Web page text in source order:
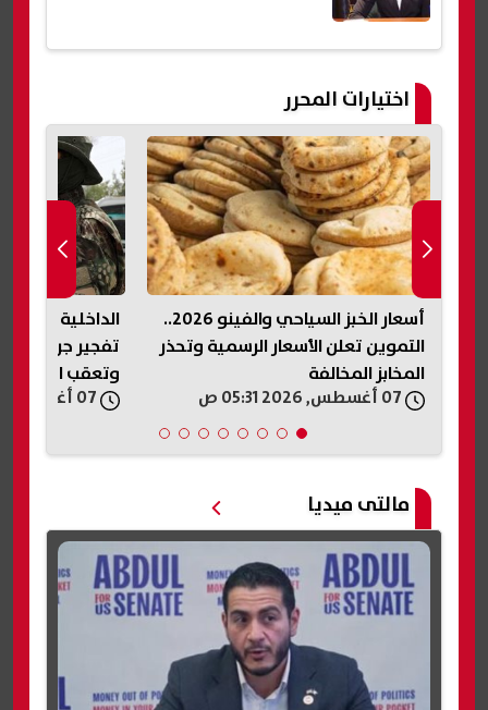
اختيارات المحرر
الداخلية السورية تصدر بيانًا بشأن
تفجير جرمانا.. استمرار التحقيقات
وتعقب المتورطين
ابنة «مذيع
في فيديو
كلمة بابا»
مالتى ميديا